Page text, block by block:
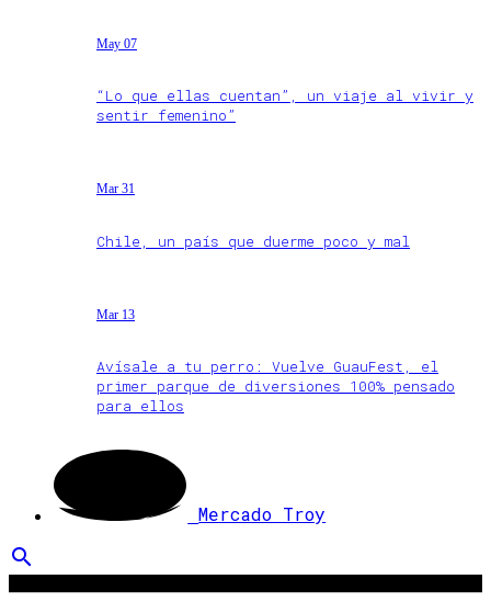
May 07
“Lo que ellas cuentan”, un viaje al vivir y
sentir femenino”
Mar 31
Chile, un país que duerme poco y mal
Mar 13
Avísale a tu perro: Vuelve GuauFest, el
primer parque de diversiones 100% pensado
para ellos
Mercado Troy
search